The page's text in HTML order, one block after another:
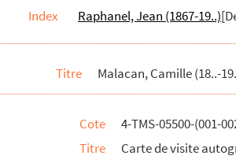
Index
Raphanel, Jean (1867-19..)
Titre Malacan, Camille (18..-
Cote
4-TMS-05500-(001-
Titre
Carte de visite